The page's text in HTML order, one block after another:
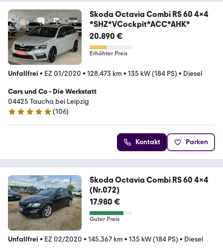
Skoda Octavia Combi RS 60 4x4
*SHZ*VCockpit*ACC*AHK*
20.890 €
Erhöhter Preis
Unfallfrei • EZ 01/2020 • 128.473 km • 135 kW (184 PS) • Diesel
Cars und Co - Die Werkstatt
04425 Taucha bei Leipzig
4.9 Sterne
(106)
Kontakt Parken
Skoda Octavia Combi RS 60 4x4
(Nr.072)
17.980 €
Guter Preis
Unfallfrei • EZ 02/2020 • 145.367 km • 135 kW (184 PS) • Diesel